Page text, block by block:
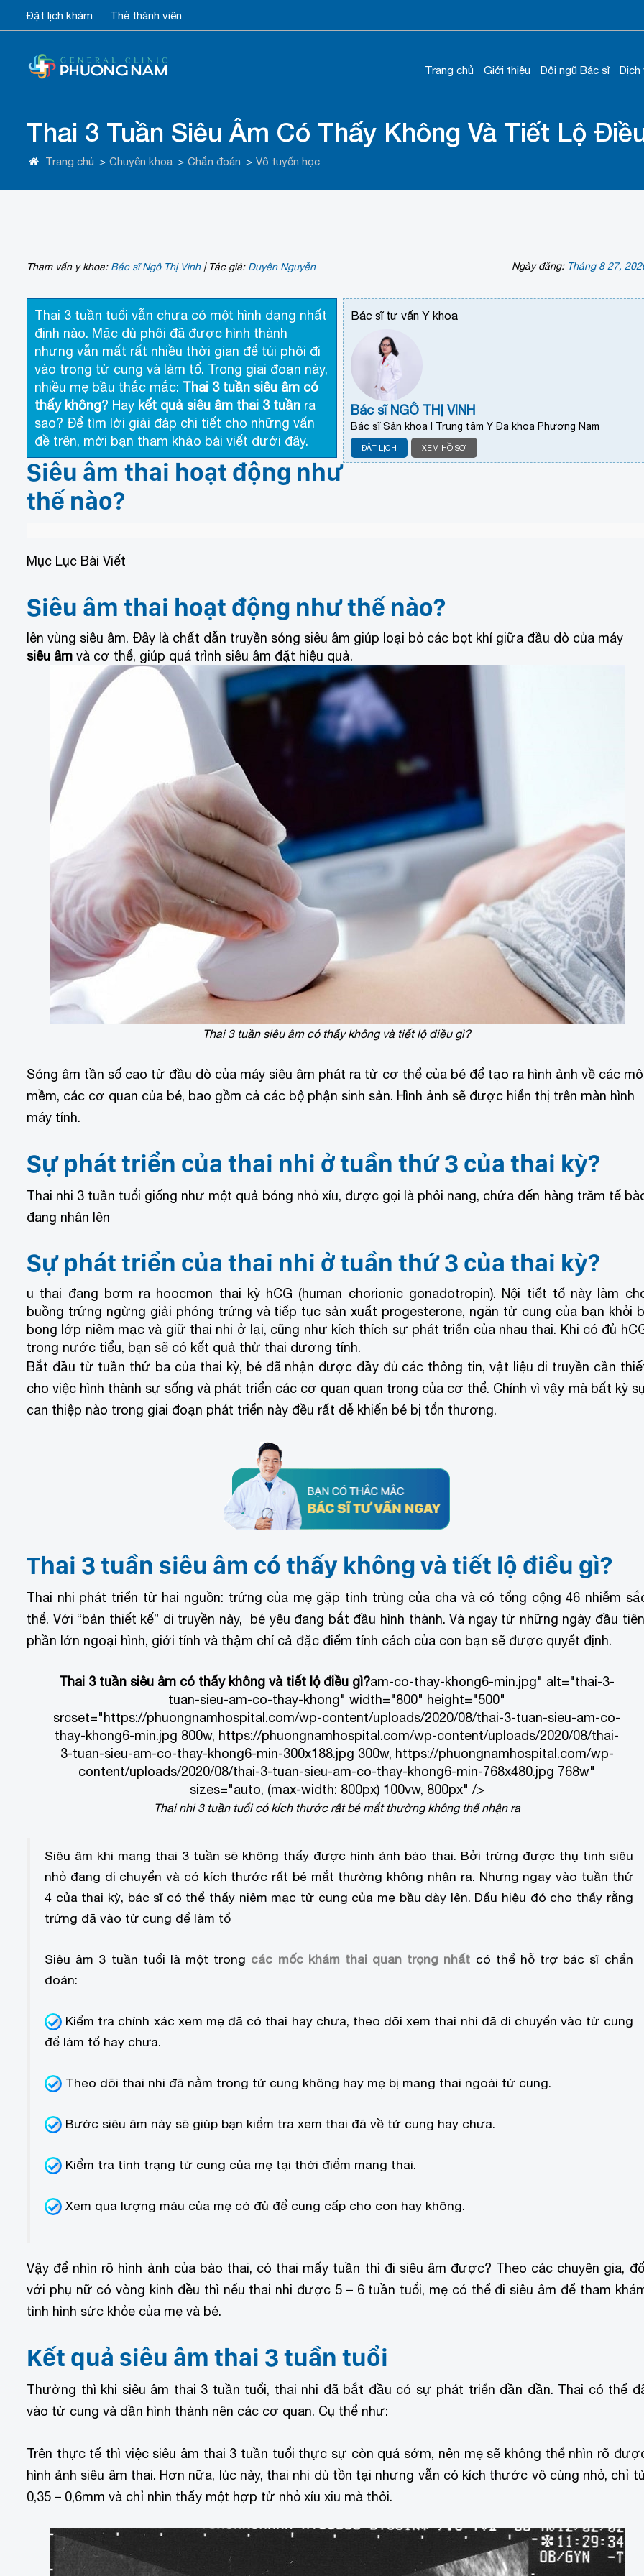
Đặt lịch khám Thẻ thành viên
Trang chủ Giới thiệu Đội ngũ Bác sĩ Dịch
Thai 3 Tuần Siêu Âm Có Thấy Không Và Tiết Lộ
Trang chủ > Chuyên khoa > Chẩn đoán > Vô tuyến học
Tham vấn y khoa: Bác sĩ Ngô Thị Vinh |Tác giả: Duyên Nguyễn Ngày đăng: Tháng 8 27,
Bác sĩ tư vấn Y khoa
Bác sĩ NGÔ THỊ VINH
Bác sĩ Sản khoa I Trung tâm Y Đa khoa Phương Nam
ĐẶT LỊCH XEM HỒ SƠ
Thai 3 tuần tuổi vẫn chưa có một hình dạng nhất
định nào. Mặc dù phôi đã được hình thành
nhưng vẫn mất rất nhiều thời gian để túi phôi đi
vào trong tử cung và làm tổ. Trong giai đoạn này,
nhiều mẹ bầu thắc mắc: Thai 3 tuần siêu âm có
thấy không? Hay kết quả siêu âm thai 3 tuần ra
sao? Để tìm lời giải đáp chi tiết cho những vấn
đề trên, mời bạn tham khảo bài viết dưới đây.
Siêu âm thai hoạt động như
thế nào?
Mục Lục Bài Viết
Siêu âm thai hoạt động như thế nào?
lên vùng siêu âm. Đây là chất dẫn truyền sóng siêu âm giúp loại bỏ các bọt khí giữa đầu dò của máy
siêu âm và cơ thể, giúp quá trình siêu âm đặt hiệu quả.
Thai 3 tuần siêu âm có thấy không và tiết lộ điều gì?
Sóng âm tần số cao từ đầu dò của máy siêu âm phát ra từ cơ thể của bé để tạo ra hình ảnh về các mô
mềm, các cơ quan của bé, bao gồm cả các bộ phận sinh sản. Hình ảnh sẽ được hiển thị trên màn hình
máy tính.
Sự phát triển của thai nhi ở tuần thứ 3 của thai kỳ?
Thai nhi 3 tuần tuổi giống như một quả bóng nhỏ xíu, được gọi là phôi nang, chứa đến hàng trăm tế
đang nhân lên
Sự phát triển của thai nhi ở tuần thứ 3 của thai kỳ?
u thai đang bơm ra hoocmon thai kỳ hCG (human chorionic gonadotropin). Nội tiết tố này làm
buồng trứng ngừng giải phóng trứng và tiếp tục sản xuất progesterone, ngăn tử cung của bạn khỏi
bong lớp niêm mạc và giữ thai nhi ở lại, cũng như kích thích sự phát triển của nhau thai. Khi có đủ
trong nước tiểu, bạn sẽ có kết quả thử thai dương tính.
Bắt đầu từ tuần thứ ba của thai kỳ, bé đã nhận được đầy đủ các thông tin, vật liệu di truyền cần
cho việc hình thành sự sống và phát triển các cơ quan quan trọng của cơ thể. Chính vì vậy mà bất kỳ
can thiệp nào trong giai đoạn phát triển này đều rất dễ khiến bé bị tổn thương.
Thai 3 tuần siêu âm có thấy không và tiết lộ điều gì?
Thai nhi phát triển từ hai nguồn: trứng của mẹ gặp tinh trùng của cha và có tổng cộng 46 nhiễm
thể. Với “bản thiết kế” di truyền này, bé yêu đang bắt đầu hình thành. Và ngay từ những ngày đầu
phần lớn ngoại hình, giới tính và thậm chí cả đặc điểm tính cách của con bạn sẽ được quyết định.
Thai 3 tuần siêu âm có thấy không và tiết lộ điều gì?am-co-thay-khong6-min.jpg" alt="thai-3-
tuan-sieu-am-co-thay-khong" width="800" height="500"
srcset="https://phuongnamhospital.com/wp-content/uploads/2020/08/thai-3-tuan-sieu-am-co-
thay-khong6-min.jpg 800w, https://phuongnamhospital.com/wp-content/uploads/2020/08/thai-
3-tuan-sieu-am-co-thay-khong6-min-300x188.jpg 300w, https://phuongnamhospital.com/wp-
content/uploads/2020/08/thai-3-tuan-sieu-am-co-thay-khong6-min-768x480.jpg 768w"
sizes="auto, (max-width: 800px) 100vw, 800px" />
Thai nhi 3 tuần tuổi có kích thước rất bé mắt thường không thể nhận ra
Siêu âm khi mang thai 3 tuần sẽ không thấy được hình ảnh bào thai. Bởi trứng được thụ tinh siêu
nhỏ đang di chuyển và có kích thước rất bé mắt thường không nhận ra. Nhưng ngay vào tuần thứ
4 của thai kỳ, bác sĩ có thể thấy niêm mạc tử cung của mẹ bầu dày lên. Dấu hiệu đó cho thấy rằng
trứng đã vào tử cung để làm tổ
Siêu âm 3 tuần tuổi là một trong các mốc khám thai quan trọng nhất có thể hỗ trợ bác sĩ chẩn
đoán:
Kiểm tra chính xác xem mẹ đã có thai hay chưa, theo dõi xem thai nhi đã di chuyển vào tử cung
để làm tổ hay chưa.
Theo dõi thai nhi đã nằm trong tử cung không hay mẹ bị mang thai ngoài tử cung.
Bước siêu âm này sẽ giúp bạn kiểm tra xem thai đã về tử cung hay chưa.
Kiểm tra tình trạng tử cung của mẹ tại thời điểm mang thai.
Xem qua lượng máu của mẹ có đủ để cung cấp cho con hay không.
Vậy để nhìn rõ hình ảnh của bào thai, có thai mấy tuần thì đi siêu âm được? Theo các chuyên gia,
với phụ nữ có vòng kinh đều thì nếu thai nhi được 5 – 6 tuần tuổi, mẹ có thể đi siêu âm để tham
tình hình sức khỏe của mẹ và bé.
Kết quả siêu âm thai 3 tuần tuổi
Thường thì khi siêu âm thai 3 tuần tuổi, thai nhi đã bắt đầu có sự phát triển dần dần. Thai có thể
vào tử cung và dần hình thành nên các cơ quan. Cụ thể như:
Trên thực tế thì việc siêu âm thai 3 tuần tuổi thực sự còn quá sớm, nên mẹ sẽ không thể nhìn rõ
hình ảnh siêu âm thai. Hơn nữa, lúc này, thai nhi dù tồn tại nhưng vẫn có kích thước vô cùng nhỏ, chỉ
0,35 – 0,6mm và chỉ nhìn thấy một hợp tử nhỏ xíu xiu mà thôi.